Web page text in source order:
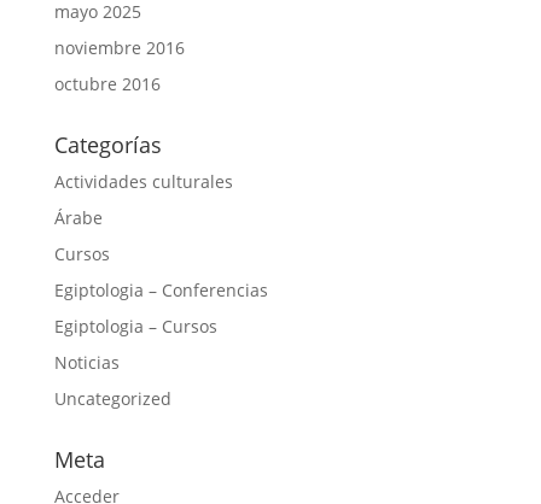
mayo 2025
noviembre 2016
octubre 2016
Categorías
Actividades culturales
Árabe
Cursos
Egiptologia – Conferencias
Egiptologia – Cursos
Noticias
Uncategorized
Meta
Acceder